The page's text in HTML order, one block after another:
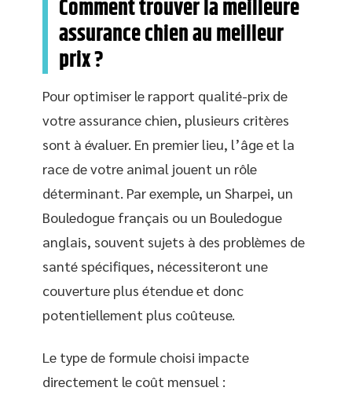
Comment trouver la meilleure
assurance chien au meilleur
prix ?
Pour optimiser le rapport qualité-prix de
votre assurance chien, plusieurs critères
sont à évaluer. En premier lieu, l’âge et la
race de votre animal jouent un rôle
déterminant. Par exemple, un Sharpei, un
Bouledogue français ou un Bouledogue
anglais, souvent sujets à des problèmes de
santé spécifiques, nécessiteront une
couverture plus étendue et donc
potentiellement plus coûteuse.
Le type de formule choisi impacte
directement le coût mensuel :